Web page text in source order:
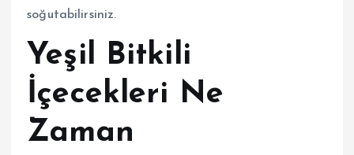
soğutabilirsiniz.
Yeşil Bitkili
İçecekleri Ne
Zaman